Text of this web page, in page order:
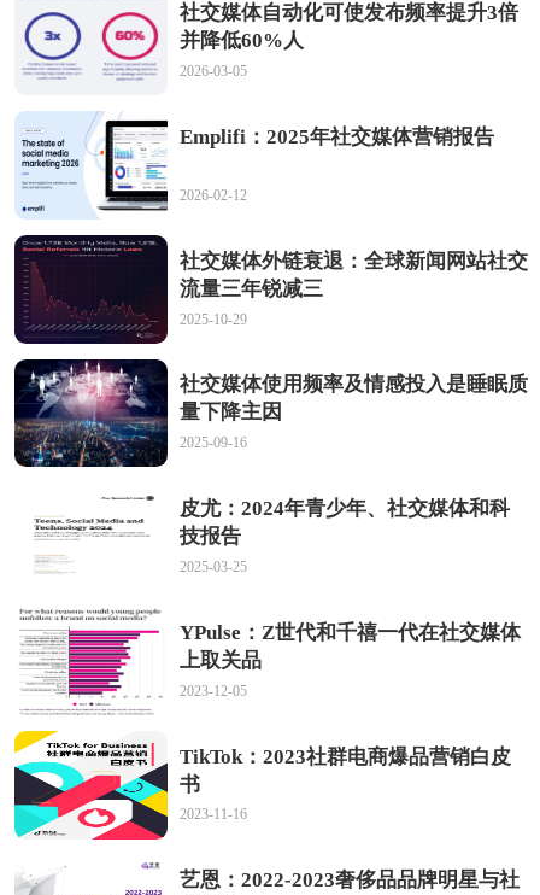
社交媒体自动化可使发布频率提升3倍
并降低60%人
2026-03-05
Emplifi：2025年社交媒体营销报告
2026-02-12
社交媒体外链衰退：全球新闻网站社交
流量三年锐减三
2025-10-29
社交媒体使用频率及情感投入是睡眠质
量下降主因
2025-09-16
皮尤：2024年青少年、社交媒体和科
技报告
2025-03-25
YPulse：Z世代和千禧一代在社交媒体
上取关品
2023-12-05
TikTok：2023社群电商爆品营销白皮
书
2023-11-16
艺恩：2022-2023奢侈品品牌明星与社